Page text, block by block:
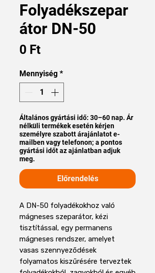
Folyadékszepar
átor DN-50
0 FtÁr
Mennyiség *
Általános gyártási idő: 30–60 nap. Ár
nélküli termékek esetén kérjen
személyre szabott árajánlatot e-
mailben vagy telefonon; a pontos
gyártási időt az ajánlatban adjuk
meg.
Előrendelés
A DN-50 folyadékokhoz való
mágneses szeparátor, kézi
tisztítással, egy permanens
mágneses rendszer, amelyet
vasas szennyeződések
folyamatos kiszűrésére terveztek